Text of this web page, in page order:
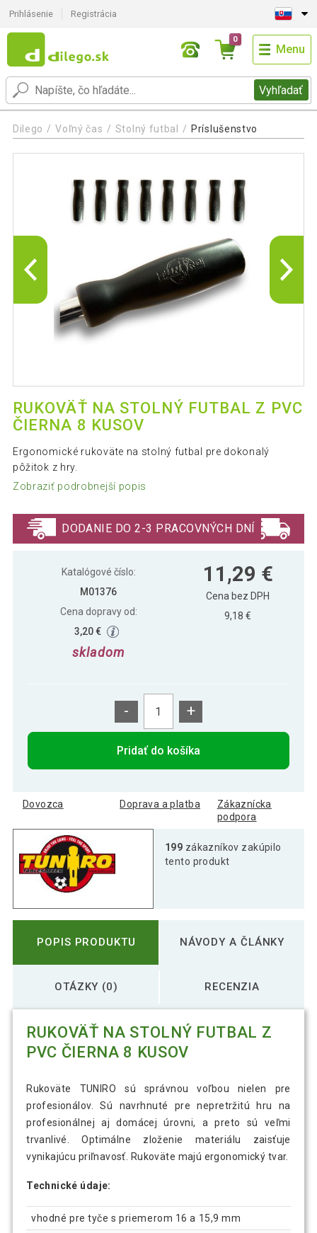
Prihlásenie Registrácia
Vyhľadať
0
Menu
Dilego Voľný čas Stolný futbal Príslušenstvo
RUKOVÄŤ NA STOLNÝ FUTBAL Z PVC
ČIERNA 8 KUSOV
Ergonomické rukoväte na stolný futbal pre dokonalý
pôžitok z hry.
Zobraziť podrobnejší popis
DODANIE DO 2-3 PRACOVNÝCH DNÍ
Katalógové číslo:
M01376
Cena dopravy od:
3,20 €
skladom
11,29 €
Cena bez DPH
9,18 €
- +
Pridať do košíka
Dovozca Doprava a platba
Zákaznícka
podpora
199 zákazníkov zakúpilo
tento produkt
POPIS PRODUKTU NÁVODY A ČLÁNKY
OTÁZKY (0) RECENZIA
RUKOVÄŤ NA STOLNÝ FUTBAL Z
PVC ČIERNA 8 KUSOV
Rukoväte TUNIRO sú správnou voľbou nielen pre
profesionálov. Sú navrhnuté pre nepretržitú hru na
profesionálnej aj domácej úrovni, a preto sú veľmi
trvanlivé. Optimálne zloženie materiálu zaisťuje
vynikajúcu priľnavosť. Rukoväte majú ergonomický tvar.
Technické údaje:
vhodné pre tyče s priemerom 16 a 15,9 mm